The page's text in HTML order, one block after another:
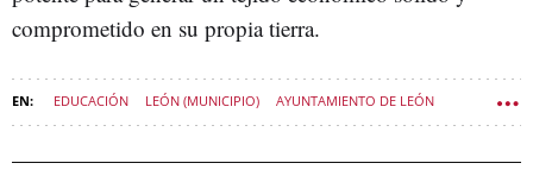
comprometido en su propia tierra.
EDUCACIÓN LEÓN (MUNICIPIO) AYUNTAMIENTO DE LEÓN